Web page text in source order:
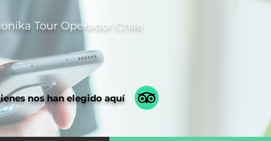
Tour Operador Chile
nos han elegido aquí